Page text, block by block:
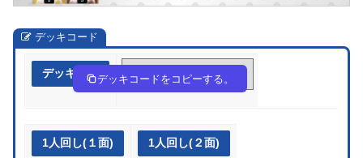
デッキコード
デッキ作成 acxxYc-oPY1CA-8cGK4x
デッキコードをコピーする。
1人回し(１面) 1人回し(２面)